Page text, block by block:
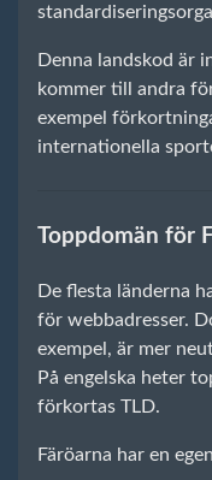
Denna landskod är
kommer till andra
exempel
internationella
Toppdomän för
De flesta länderna
för webbadresser.
exempel, är mer
På engelska heter
förkortas TLD.
Färöarna har en